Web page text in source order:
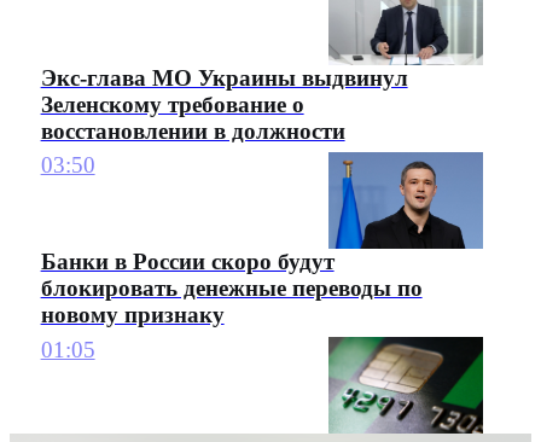
Экс-глава МО Украины выдвинул
Зеленскому требование о
восстановлении в должности
03:50
Банки в России скоро будут
блокировать денежные переводы по
новому признаку
01:05